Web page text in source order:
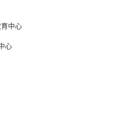
中心
心